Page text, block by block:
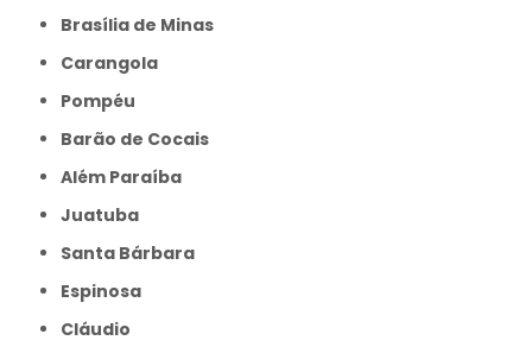
Brasília de Minas
Carangola
Pompéu
Barão de Cocais
Além Paraíba
Juatuba
Santa Bárbara
Espinosa
Cláudio